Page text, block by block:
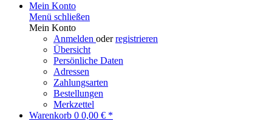
Mein Konto
Menü schließen
Mein Konto
Anmelden oderregistrieren
Übersicht
Persönliche Daten
Adressen
Zahlungsarten
Bestellungen
Merkzettel
Warenkorb 0 0,00 € *